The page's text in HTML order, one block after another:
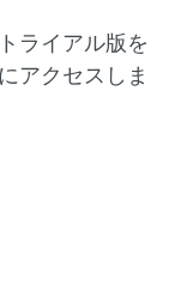
ライアル版を
アクセスしま